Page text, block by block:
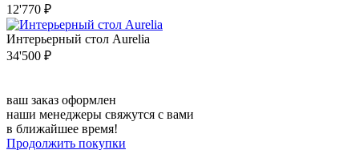
12'770 ₽
Интерьерный стол Aurelia
34'500 ₽
ваш заказ оформлен
наши менеджеры свяжутся с вами
в ближайшее время!
Продолжить покупки